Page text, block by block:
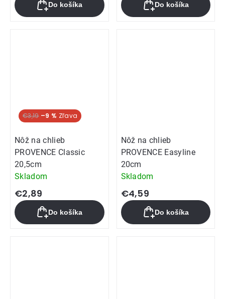
Do košíka Do košíka
€3,19 –9 %
Nôž na chlieb
PROVENCE Classic
20,5cm
Skladom
€2,89
Do košíka
Nôž na chlieb
PROVENCE Easyline
20cm
Skladom
€4,59
Do košíka